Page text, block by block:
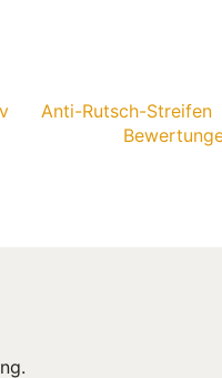
Anti-Rutsch-Streifen